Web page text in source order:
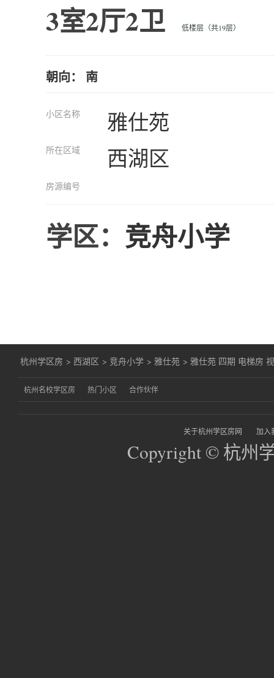
3室2厅2卫 低楼层（共19层）
朝向： 南
小区名称 雅仕苑
所在区域 西湖区
房源编号
学区： 竞舟小学
杭州学区房 > 西湖区 >竞舟小学 > 雅仕苑 > 雅仕苑 四期 电梯房
杭州名校学区房 热门小区 合作伙伴
关于杭州学区房网 加入
Copyright © 杭州